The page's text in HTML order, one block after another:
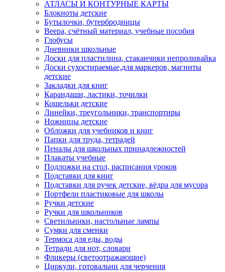
АТЛАСЫ И КОНТУРНЫЕ КАРТЫ
Блокноты детские
Бутылочки, бутербродницы
Веера, счётный материал, учебные пособия
Глобусы
Дневники школьные
Доски для пластилина, стаканчики непроливайка
Доски сухостираемые,для маркеров, магниты
детские
Закладки для книг
Карандаши, ластики, точилки
Кошельки детские
Линейки, треугольники, транспортиры
Ножницы детские
Обложки для учебников и книг
Папки для труда, тетрадей
Пеналы для школьных принадлежностей
Плакаты учебные
Подложки на стол, расписания уроков
Подставки для книг
Подставки для ручек детские, вёдра для мусора
Портфели пластиковые для школы
Ручки детские
Ручки для школьников
Светильники, настольные лампы
Сумки для сменки
Термоса для еды, воды
Тетради для нот, словари
Фликеры (светоотражающие)
Циркули, готовальни для черчения